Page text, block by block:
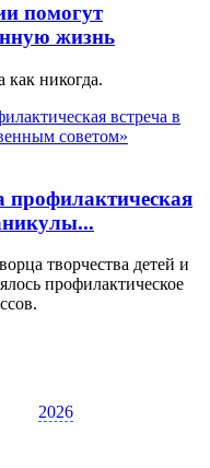
помогут
жизнь
как никогда.
творчества детей и
профилактическое
2026